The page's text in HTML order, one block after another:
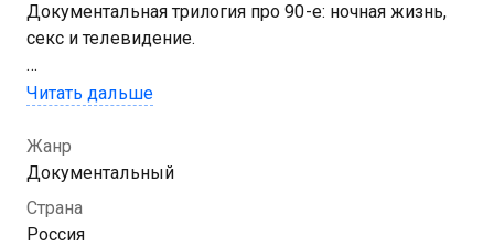
Документальная трилогия про 90-е: ночная жизнь,
секс и телевидение.
Посмотреть онлайн 1 сезон сериала 90-е вы можете
Казахтелеком
Читать дальше
Жанр
Документальный
Страна
Россия